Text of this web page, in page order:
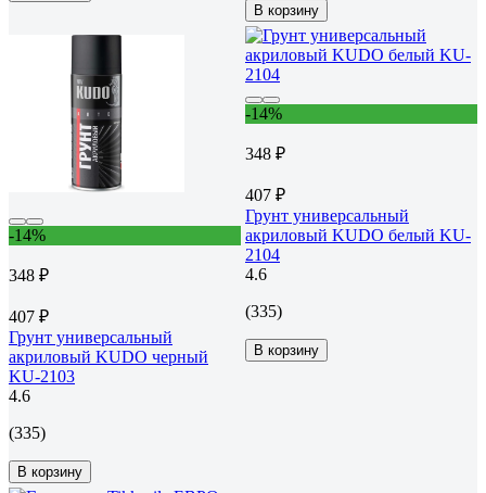
В корзину
-14%
348 ₽
407 ₽
Грунт универсальный
акриловый KUDO черный
KU-2103
4.6
(335)
В корзину
-14%
348 ₽
407 ₽
Грунт универсальный
акриловый KUDO белый KU-
2104
4.6
(335)
В корзину